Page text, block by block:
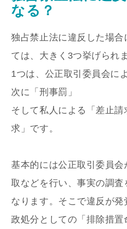
なる？
独占禁止法に違反した場合
ては、大きく3つ挙げられま
1つは、公正取引委員会に
次に「刑事罰」
そして私人による「差止
求」です。
基本的には公正取引委員
取などを行い、事実の調
なります。そこで違反が
政処分としての「排除措置